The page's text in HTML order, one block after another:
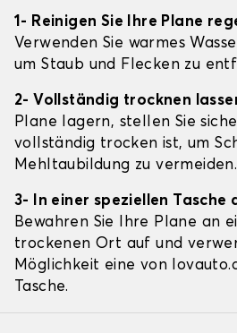
1- Reinigen Sie Ihre Plane
Verwenden Sie warmes
um Staub und Flecken zu
2- Vollständig trocknen
Plane lagern, stellen Sie
vollständig trocken ist, um
Mehltaubildung zu vermeiden.
3- In einer speziellen Tasche
Bewahren Sie Ihre Plane an
trockenen Ort auf und
Möglichkeit eine von
Tasche.